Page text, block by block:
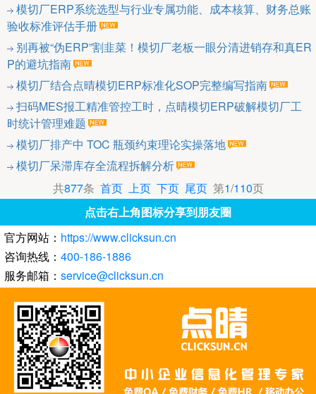
模切厂ERP系统选型与行业专属功能、成本核算、财务总账
验收标准评估手册
别再被“伪ERP”割韭菜！模切厂老板一眼分清进销存和真ER
P的避坑指南
模切厂结合点晴模切ERP标准化SOP完整编写指南
扫码MES报工精准管控工时，点晴模切ERP破解模切厂工
时统计管理难题
模切厂排产中 TOC 瓶颈约束理论实操落地
模切厂呆滞库存全流程拆解分析
共877条 首页 上页 下页 尾页第1/110页
点击右上角图标分享到朋友圈
官方网站： https://www.clicksun.cn
咨询热线： 400-186-1886
服务邮箱： service@clicksun.cn